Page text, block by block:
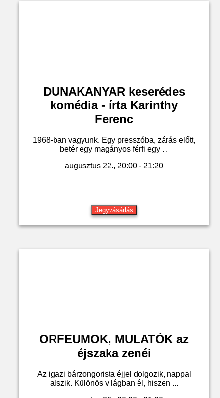
DUNAKANYAR keserédes
komédia - írta Karinthy
Ferenc
1968-ban vagyunk. Egy presszóba, zárás előtt,
betér egy magányos férfi egy ...
augusztus 22., 20:00 - 21:20
Jegyvásárlás
ORFEUMOK, MULATÓK az
éjszaka zenéi
Az igazi bárzongorista éjjel dolgozik, nappal
alszik. Különös világban él, hiszen ...